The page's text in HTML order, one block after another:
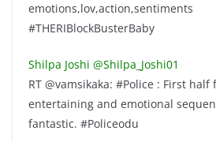
emotions,lov,action,sentiments
#THERIBlockBusterBaby
Shilpa Joshi ‏@Shilpa_Joshi01
RT @vamsikaka: #Police : First
entertaining and emotional
fantastic. #Policeodu